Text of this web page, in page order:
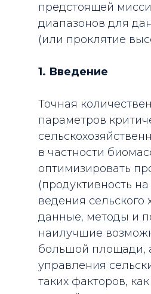
предстоящей
диапазонов для
(или проклятие
1. Введение
Точная
параметров
в частности
оптимизировать
(продуктивность
ведения
данные, методы и
наилучшие
большой площади,
управления
таких факторов,